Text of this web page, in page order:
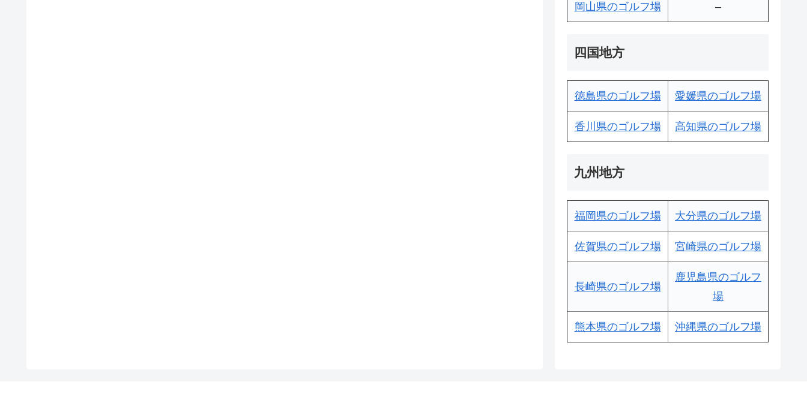
岡山県のゴルフ場 –
四国地方
徳島県のゴルフ場 愛媛県のゴルフ場
香川県のゴルフ場 高知県のゴルフ場
九州地方
福岡県のゴルフ場 大分県のゴルフ場
佐賀県のゴルフ場 宮崎県のゴルフ場
長崎県のゴルフ場
鹿児島県のゴルフ
場
熊本県のゴルフ場 沖縄県のゴルフ場